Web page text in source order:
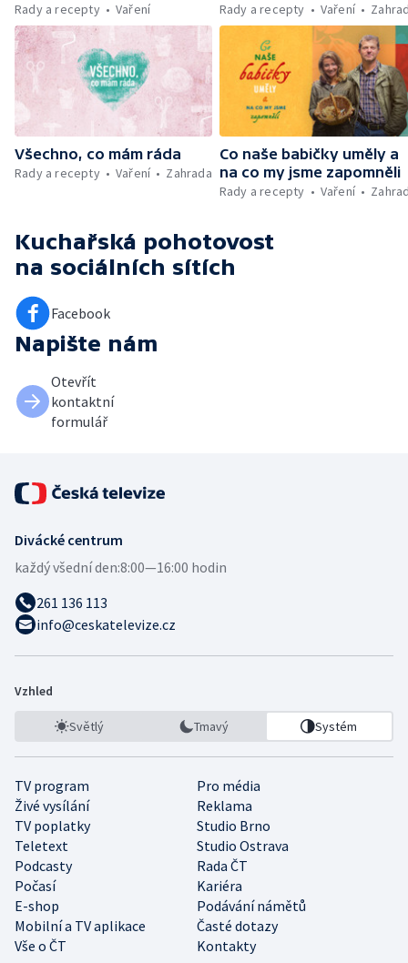
Rady a recepty
Vaření
Rady a recepty
Vaření
Všechno, co mám ráda
Rady a recepty
Vaření Zahrada
Co naše babičky uměly a
na co my jsme zapomněli
Rady a recepty
Vaření
Kuchařská pohotovost
na sociálních sítích
Facebook
Napište nám
Otevřít
kontaktní
formulář
Divácké centrum
každý všední den:8:00—16:00 hodin
261 136 113
info@ceskatelevize.cz
Vzhled
Světlý Tmavý Systém
TV program
Pro média
Živé vysílání
Reklama
TV poplatky
Studio Brno
Teletext
Studio Ostrava
Podcasty
Rada ČT
Počasí
Kariéra
E-shop
Podávání námětů
Mobilní a TV aplikace
Časté dotazy
Vše o ČT
Kontakty